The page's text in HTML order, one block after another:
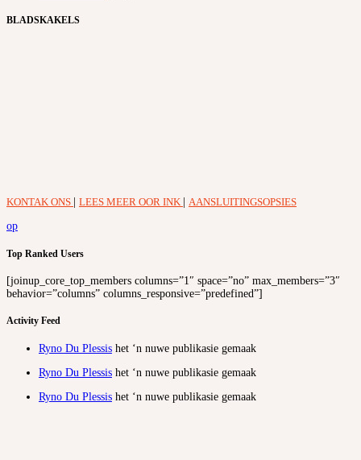
BLADSKAKELS
KONTAK ONS LEES MEER OOR INK
AANSLUITINGSOPSIES
op
Top Ranked Users
[joinup_core_top_members columns=”1″ space=”no” max_members=”3″
behavior=”columns” columns_responsive=”predefined”]
Activity Feed
Ryno Du Plessis het ‘n nuwe publikasie gemaak
Ryno Du Plessis het ‘n nuwe publikasie gemaak
Ryno Du Plessis het ‘n nuwe publikasie gemaak